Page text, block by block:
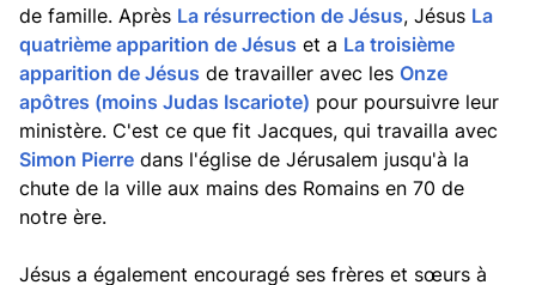
de famille. Après La résurrection de Jésus, Jésus La
quatrième apparition de Jésus et a La troisième
apparition de Jésus de travailler avec les Onze
apôtres (moins Judas Iscariote) pour poursuivre leur
ministère. C'est ce que fit Jacques, qui travailla avec
Simon Pierre dans l'église de Jérusalem jusqu'à la
chute de la ville aux mains des Romains en 70 de
notre ère.
Jésus a également encouragé ses frères et sœurs à